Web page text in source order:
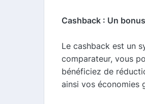
Cashback : Un
Le cashback est un
comparateur, vous
bénéficiez de
ainsi vos économies